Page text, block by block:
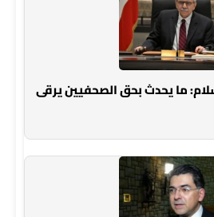
ما يحدث بحق الصحفيين يرقى